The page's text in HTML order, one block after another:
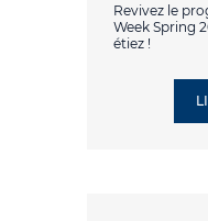
Revivez le
Week Spring
étiez !